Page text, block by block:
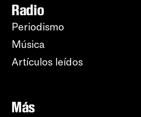
Radio
Periodismo
Música
Artículos leídos
Más